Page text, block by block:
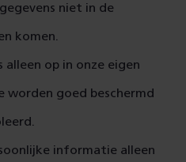
niet in de
komen.
alleen op in onze eigen
worden goed beschermd
informatie alleen